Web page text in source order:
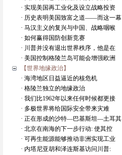
· 实现美国再工业化及设立战略投资
· 历史表明美国致富之道——而这一幕
· 马汉主义的复兴与中国、战略咽喉
· 如何赢得国防创新竞赛
· 川普并没有退出世界秩序，他是在
· 美国控制格陵兰岛可能会增强欧洲
【世界地缘政治】
· 海湾地区日益逼近的核危机
· 格陵兰独立的地缘政治
· 我们比1962年以来任何时候都更接
· 多极世界将给国际安全带来灾难
· 正在形成的沙特—巴基斯坦—土耳其
· 北京在南海的下一步行动: 使其控
· 可再生能源能够推动非洲实现工业
· 内塔尼亚胡和泽连斯基访问川普: